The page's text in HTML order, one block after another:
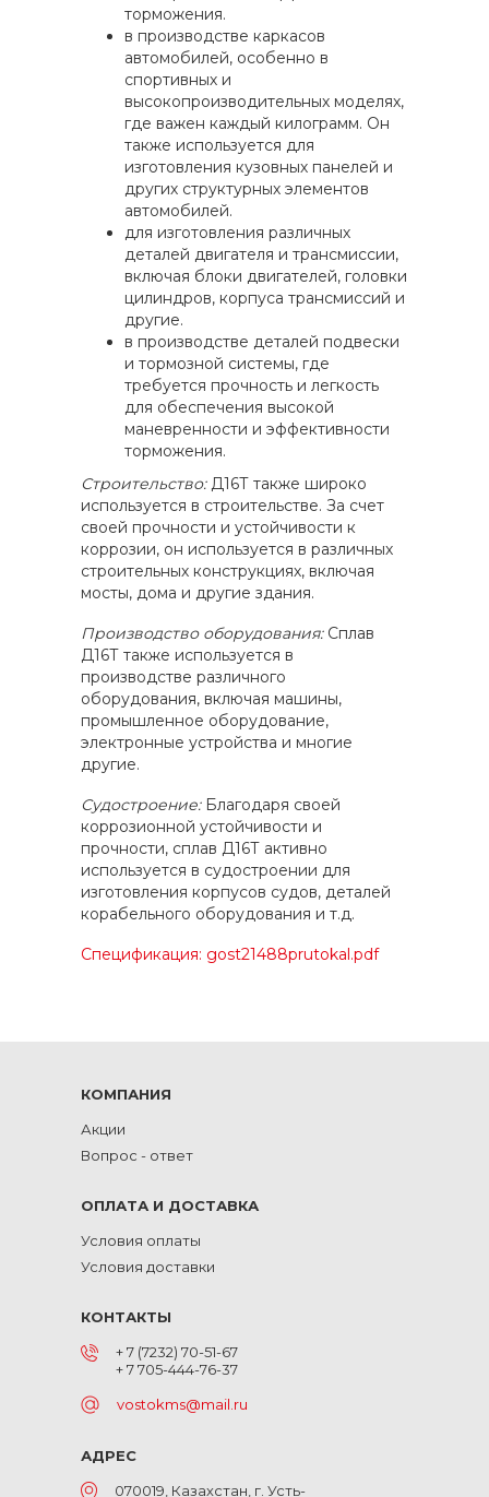
торможения.
в производстве каркасов
автомобилей, особенно в
спортивных и
высокопроизводительных моделях,
где важен каждый килограмм. Он
также используется для
изготовления кузовных панелей и
других структурных элементов
автомобилей.
для изготовления различных
деталей двигателя и трансмиссии,
включая блоки двигателей, головки
цилиндров, корпуса трансмиссий и
другие.
в производстве деталей подвески
и тормозной системы, где
требуется прочность и легкость
для обеспечения высокой
маневренности и эффективности
торможения.
Строительство:Д16Т также широко
используется в строительстве. За счет
своей прочности и устойчивости к
коррозии, он используется в различных
строительных конструкциях, включая
мосты, дома и другие здания.
Производство оборудования:Сплав
Д16Т также используется в
производстве различного
оборудования, включая машины,
промышленное оборудование,
электронные устройства и многие
другие.
Судостроение:Благодаря своей
коррозионной устойчивости и
прочности, сплав Д16Т активно
используется в судостроении для
изготовления корпусов судов, деталей
корабельного оборудования и т.д.
Спецификация: gost21488prutokal.pdf
КОМПАНИЯ
Акции
Вопрос - ответ
ОПЛАТА И ДОСТАВКА
Условия оплаты
Условия доставки
КОНТАКТЫ
+ 7 (7232) 70-51-67
+ 7 705-444-76-37
vostokms@mail.ru
АДРЕС
070019, Казахстан, г. Усть-